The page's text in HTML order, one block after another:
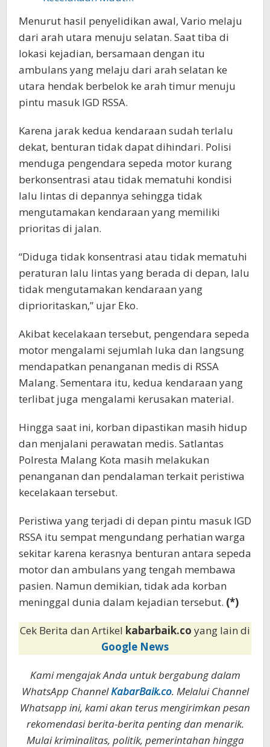
Menurut hasil penyelidikan awal, Vario melaju
dari arah utara menuju selatan. Saat tiba di
lokasi kejadian, bersamaan dengan itu
ambulans yang melaju dari arah selatan ke
utara hendak berbelok ke arah timur menuju
pintu masuk IGD RSSA.
Karena jarak kedua kendaraan sudah terlalu
dekat, benturan tidak dapat dihindari. Polisi
menduga pengendara sepeda motor kurang
berkonsentrasi atau tidak mematuhi kondisi
lalu lintas di depannya sehingga tidak
mengutamakan kendaraan yang memiliki
prioritas di jalan.
“Diduga tidak konsentrasi atau tidak mematuhi
peraturan lalu lintas yang berada di depan, lalu
tidak mengutamakan kendaraan yang
diprioritaskan,” ujar Eko.
Akibat kecelakaan tersebut, pengendara sepeda
motor mengalami sejumlah luka dan langsung
mendapatkan penanganan medis di RSSA
Malang. Sementara itu, kedua kendaraan yang
terlibat juga mengalami kerusakan material.
Hingga saat ini, korban dipastikan masih hidup
dan menjalani perawatan medis. Satlantas
Polresta Malang Kota masih melakukan
penanganan dan pendalaman terkait peristiwa
kecelakaan tersebut.
Peristiwa yang terjadi di depan pintu masuk IGD
RSSA itu sempat mengundang perhatian warga
sekitar karena kerasnya benturan antara sepeda
motor dan ambulans yang tengah membawa
pasien. Namun demikian, tidak ada korban
meninggal dunia dalam kejadian tersebut. (*)
Cek Berita dan Artikel kabarbaik.co yang lain di
Google News
Kami mengajak Anda untuk bergabung dalam
WhatsApp ChannelKabarBaik.co. Melalui Channel
Whatsapp ini, kami akan terus mengirimkan pesan
rekomendasi berita-berita penting dan menarik.
Mulai kriminalitas, politik, pemerintahan hingga